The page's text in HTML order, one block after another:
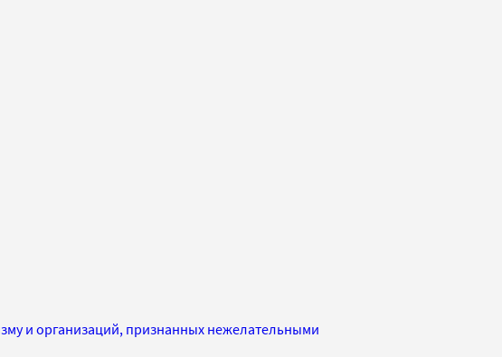
и организаций, признанных нежелательными